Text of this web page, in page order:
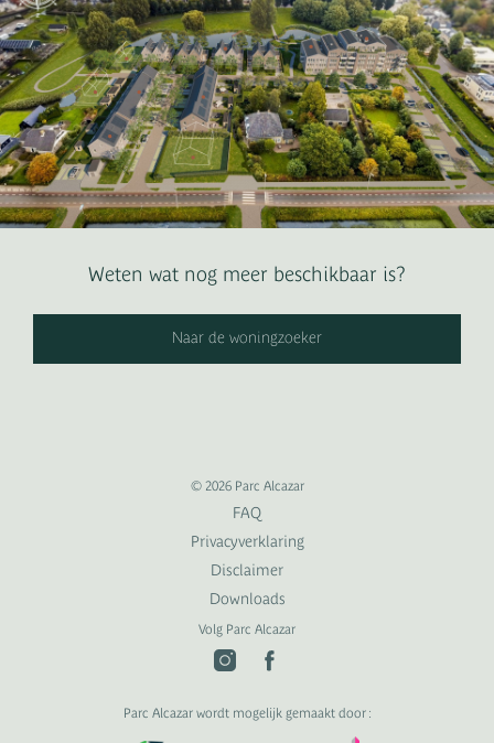
Weten wat nog meer beschikbaar is?
Naar de woningzoeker
© 2026 Parc Alcazar
FAQ
Privacyverklaring
Disclaimer
Downloads
Volg Parc Alcazar
Parc Alcazar wordt mogelijk gemaakt door :